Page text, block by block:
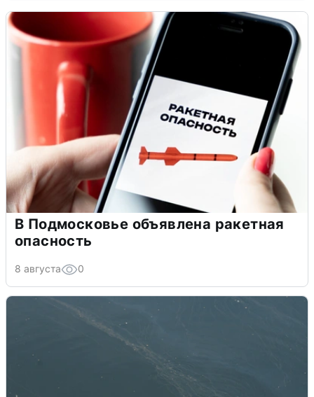
В Подмосковье объявлена ракетная
опасность
8 августа 0